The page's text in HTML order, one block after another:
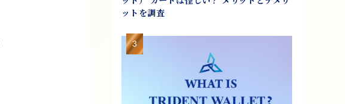
ットを調査